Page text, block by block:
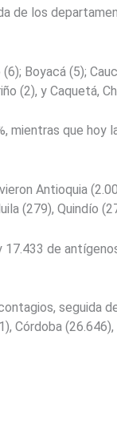
de los
Boyacá (5);
(2), y Caquetá,
mientras que
Antioquia
(279), Quindío
de
seguida
Córdoba